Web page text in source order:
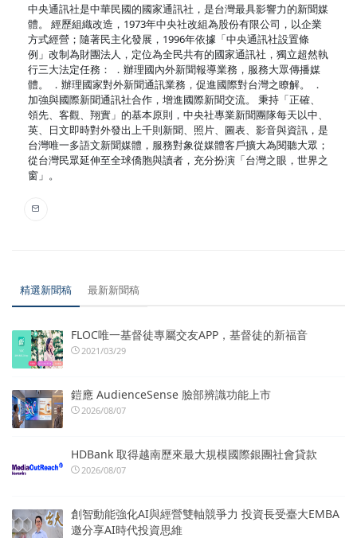
中央通訊社是中華民國的國家通訊社，是台灣最具影響力的新聞媒
體。 經歷組織改造，1973年中央社改組為股份有限公司，以企業
方式經營；隨著民主化發展，1996年依據「中央通訊社設置條
例」改制為財團法人，定位為全民共有的國家通訊社，獨立超然執
行三大法定任務： ．辦理國內外新聞報導業務，服務大眾傳播媒
體。 ．辦理國家對外新聞通訊業務，促進國際對台灣之瞭解。 ．
加強與國際新聞通訊社合作，增進國際新聞交流。 秉持「正確、
領先、客觀、翔實」的基本原則，中央社專業新聞團隊每天以中、
英、日文即時對外發出上千則新聞、照片、圖表、影音與資訊，是
台灣唯一多語文新聞媒體，服務對象從媒體客戶擴大為閱聽大眾；
從台灣民眾延伸至全球僑胞與讀者，充分扮演「台灣之眼，世界之
窗」。
精選新聞稿 最新新聞稿
FLOC唯一基督徒專屬交友APP，基督徒的新福音
2021/03/29
鎧應 AudienceSense 臉部辨識功能上市
2026/08/07
HDBank 取得越南歷來最大規模國際銀團社會貸款
2026/08/07
創智動能強化AI與經營雙軸競爭力 投資長受臺大EMBA
邀分享AI時代投資思維